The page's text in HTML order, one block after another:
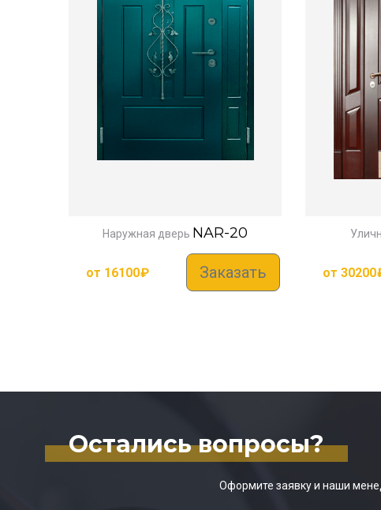
Наружная дверь NAR-20
от 16100₽ Заказать от 30200
Остались вопросы?
Оформите заявку и наши